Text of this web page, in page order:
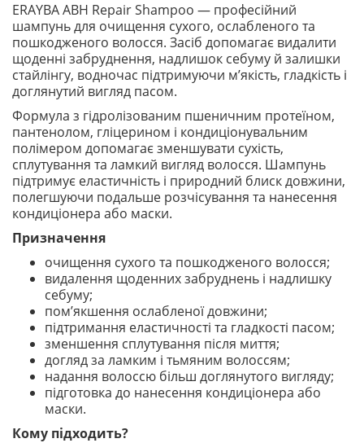
ERAYBA ABH Repair Shampoo — професійний
шампунь для очищення сухого, ослабленого та
пошкодженого волосся. Засіб допомагає видалити
щоденні забруднення, надлишок себуму й залишки
стайлінгу, водночас підтримуючи м’якість, гладкість і
доглянутий вигляд пасом.
Формула з гідролізованим пшеничним протеїном,
пантенолом, гліцерином і кондиціонувальним
полімером допомагає зменшувати сухість,
сплутування та ламкий вигляд волосся. Шампунь
підтримує еластичність і природний блиск довжини,
полегшуючи подальше розчісування та нанесення
кондиціонера або маски.
Призначення
очищення сухого та пошкодженого волосся;
видалення щоденних забруднень і надлишку
себуму;
пом’якшення ослабленої довжини;
підтримання еластичності та гладкості пасом;
зменшення сплутування після миття;
догляд за ламким і тьмяним волоссям;
надання волоссю більш доглянутого вигляду;
підготовка до нанесення кондиціонера або
маски.
Кому підходить?